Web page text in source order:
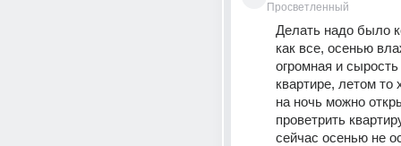
Просветленный
Делать надо было
как все, осенью
огромная и
квартире, летом то
на ночь можно
проветрить
сейчас осенью не